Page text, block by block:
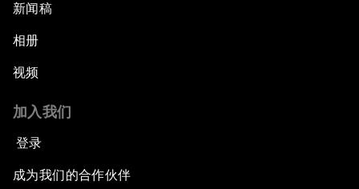
新闻稿
相册
视频
加入我们
登录
成为我们的合作伙伴